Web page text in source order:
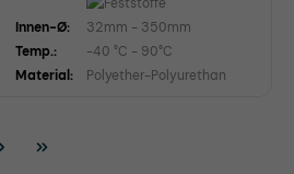
Innen-Ø:
32mm - 350mm
Temp.:
-40 °C - 90°C
Material:
Polyether-Polyurethan